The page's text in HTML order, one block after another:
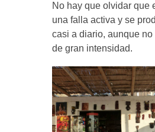
No hay que olvidar que
una falla activa y se
casi a diario, aunque no
de gran intensidad.